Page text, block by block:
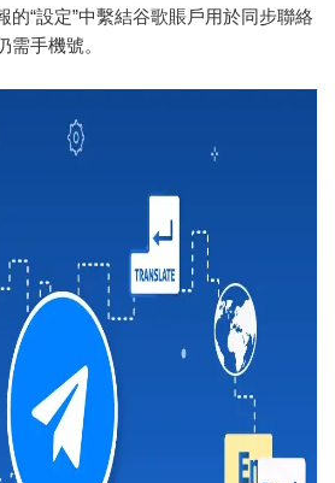
的“設定”中繫結谷歌賬戶用於同步聯絡
需手機號。